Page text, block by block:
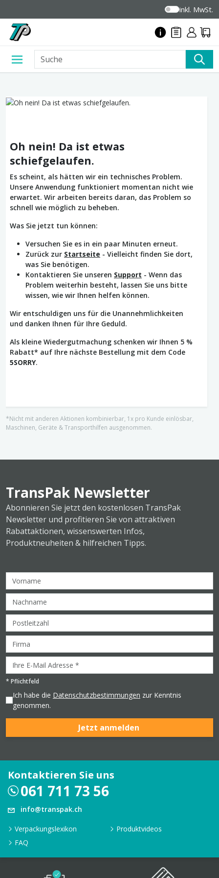
inkl. MwSt.
Oh nein! Da ist etwas
schiefgelaufen.
Es scheint, als hätten wir ein technisches Problem.
Unsere Anwendung funktioniert momentan nicht wie
erwartet. Wir arbeiten bereits daran, das Problem so
schnell wie möglich zu beheben.
Was Sie jetzt tun können:
Versuchen Sie es in ein paar Minuten erneut.
Zurück zur Startseite - Vielleicht finden Sie dort,
was Sie benötigen.
Kontaktieren Sie unseren Support - Wenn das
Problem weiterhin besteht, lassen Sie uns bitte
wissen, wie wir Ihnen helfen können.
Wir entschuldigen uns für die Unannehmlichkeiten
und danken Ihnen für Ihre Geduld.
Als kleine Wiedergutmachung schenken wir Ihnen 5 %
Rabatt* auf Ihre nächste Bestellung mit dem Code
5SORRY.
*Nicht mit anderen Aktionen kombinierbar, 1x pro Kunde einlösbar,
Maschinen, Geräte & Transporthilfen ausgenommen.
TransPak Newsletter
Abonnieren Sie jetzt den kostenlosen TransPak
Newsletter und profitieren Sie von attraktiven
Rabattaktionen, wissenswerten Infos,
Produktneuheiten & hilfreichen Tipps.
* Pflichtfeld
Ich habe die Datenschutzbestimmungen zur Kenntnis
genommen.
Jetzt anmelden
Kontaktieren Sie uns
061 711 73 56
info@transpak.ch
Verpackungslexikon
Produktvideos
FAQ